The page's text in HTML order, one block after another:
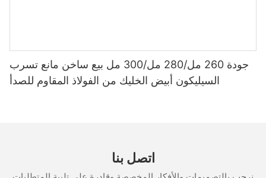
جودة 260 مل/280 مل/300 مل بيع ساخن مانع تسرب
السيليكون أبيض الخليك من الفولاذ المقاوم للصدأ
اتصل بنا